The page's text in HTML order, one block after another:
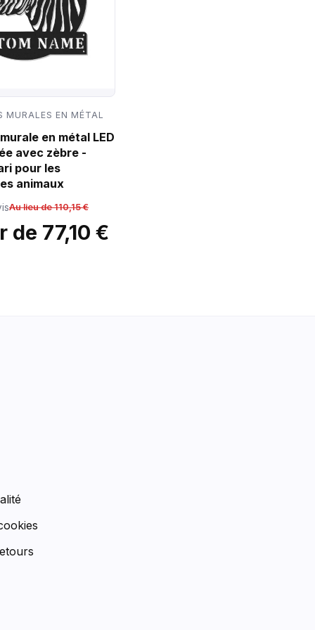
MURALES EN MÉTAL
en métal LED
avec zèbre -
pour les
animaux
Au lieu de 110,15 €
de 77,10 €